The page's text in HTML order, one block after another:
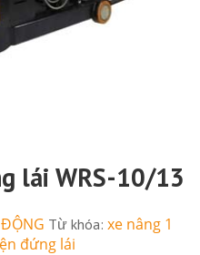
lái WRS-10/13
Từ khóa: xe nâng 1
đứng lái